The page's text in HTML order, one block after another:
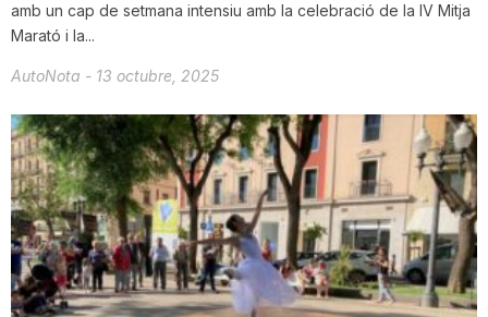
a
t
d
e
T
amb un cap de setmana intensiu amb la celebració de la IV Mitja
Marató i la...
AutoNota - 13 octubre, 2025